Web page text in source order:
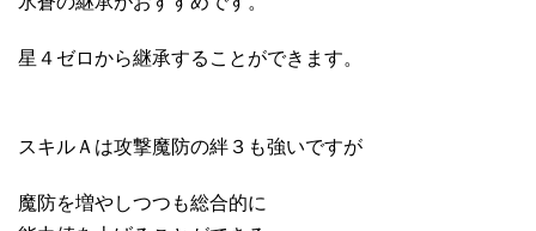
星４ゼロから継承することができます。
スキルＡは攻撃魔防の絆３も強いですが
魔防を増やしつつも総合的に